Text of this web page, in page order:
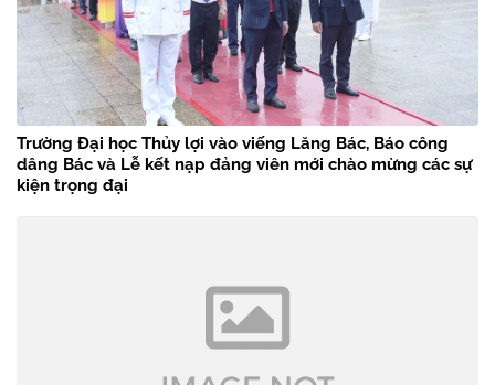
Trường Đại học Thủy lợi vào viếng Lăng Bác, Báo công
dâng Bác và Lễ kết nạp đảng viên mới chào mừng các sự
kiện trọng đại